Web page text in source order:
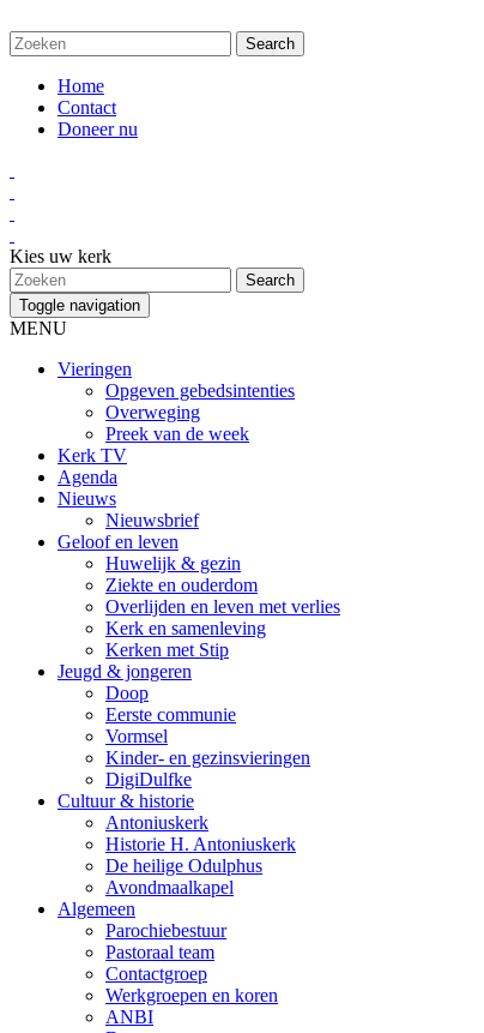
Home
Contact
Doneer nu
Kies uw kerk
Toggle navigation
MENU
Vieringen
Opgeven gebedsintenties
Overweging
Preek van de week
Kerk TV
Agenda
Nieuws
Nieuwsbrief
Geloof en leven
Huwelijk & gezin
Ziekte en ouderdom
Overlijden en leven met verlies
Kerk en samenleving
Kerken met Stip
Jeugd & jongeren
Doop
Eerste communie
Vormsel
Kinder- en gezinsvieringen
DigiDulfke
Cultuur & historie
Antoniuskerk
Historie H. Antoniuskerk
De heilige Odulphus
Avondmaalkapel
Algemeen
Parochiebestuur
Pastoraal team
Contactgroep
Werkgroepen en koren
ANBI